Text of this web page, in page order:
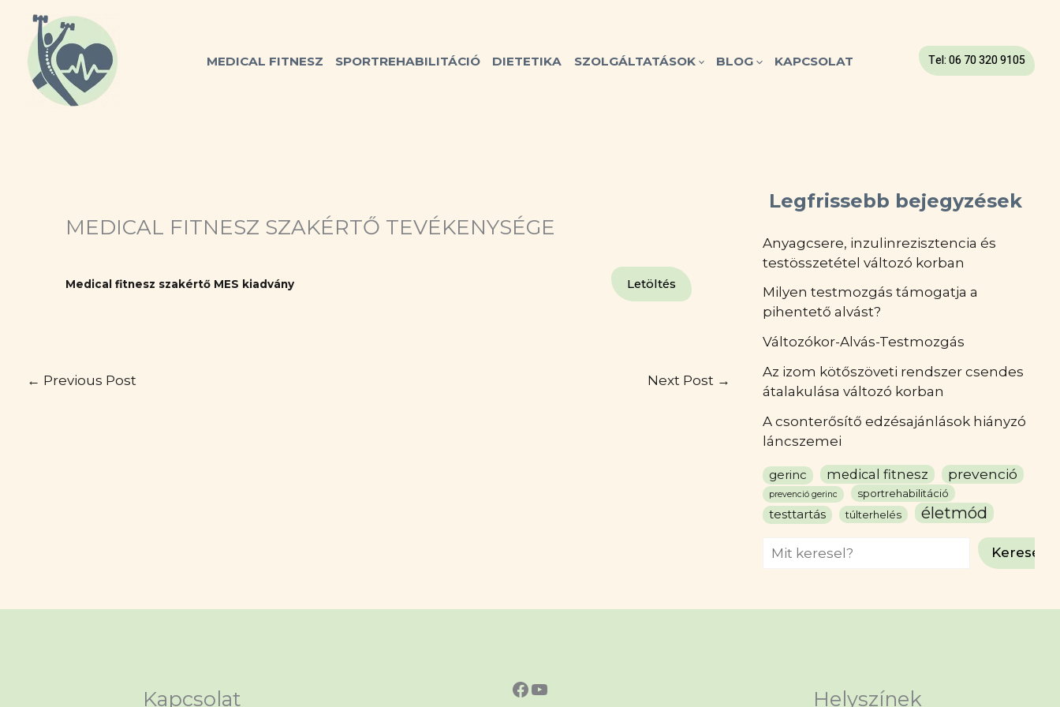
content
MEDICAL FITNESZ SPORTREHABILITÁCIÓ DIETETIKA SZOLGÁLTATÁSOK BLOG KAPCSOLAT Tel: 06 70 320 9105
MEDICAL FITNESZ SZAKÉRTŐ TEVÉKENYSÉGE
Medical fitnesz szakértő MES kiadvány Letöltés
← Previous Post Next Post →
Legfrissebb bejegyzések
Anyagcsere, inzulinrezisztencia és
testösszetétel változó korban
Milyen testmozgás támogatja a
pihentető alvást?
Változókor-Alvás-Testmozgás
Az izom kötőszöveti rendszer csendes
átalakulása változó korban
A csonterősítő edzésajánlások hiányzó
láncszemei
gerinc medical fitnesz prevenció
prevenció gerinc sportrehabilitáció
testtartás túlterhelés életmód
Search Keresés
Kapcsolat https://www.facebook.com/sportrehabilitaciosedzo
https://www.youtube.com/@monikaszilagyi504
Helyszínek